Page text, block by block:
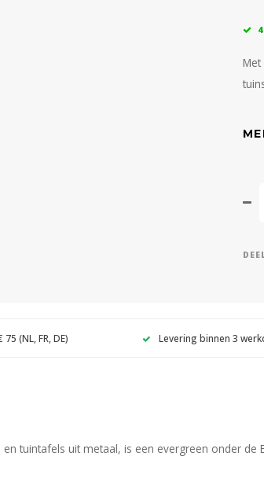
(NL, FR, DE) Levering binnen 3
tuintafels uit metaal, is een evergreen onder de